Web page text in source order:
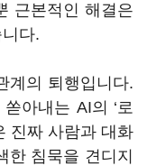
근본적인 해결은
다.
계의 퇴행입니다.
아내는 AI의 ‘로
진짜 사람과 대화
한 침묵을 견디지